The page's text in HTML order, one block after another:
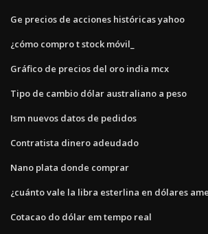
Ge precios de acciones históricas yahoo
¿cómo compro t stock móvil_
Gráfico de precios del oro india mcx
Tipo de cambio dólar australiano a peso
Ism nuevos datos de pedidos
Contratista dinero adeudado
Nano plata donde comprar
¿cuánto vale la libra esterlina en dólares
Cotacao do dólar em tempo real